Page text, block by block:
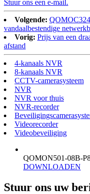
Stuur ons een e-mail.
Volgende:
vandaalbestendige
Vorig: Prijs van een
afstand
4-kanaals NVR
8-kanaals NVR
CCTV-camerasysteem
NVR
NVR voor thuis
NVR-recorder
Videorecorder
Videobeveiliging
QOMON501-08B-
DOWNLOADEN
Stuur ons uw